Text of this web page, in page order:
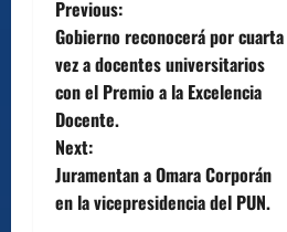
P
o
s
t
n
Previous:
Gobierno reconocerá por cuarta
vez a docentes universitarios
con el Premio a la Excelencia
Docente.
Next:
Juramentan a Omara Corporán
en la vicepresidencia del PUN.